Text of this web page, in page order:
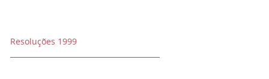
Resoluções 1999